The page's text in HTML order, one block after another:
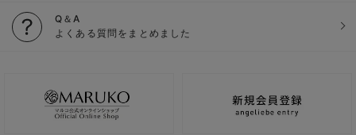
Q＆A
よくある質問をまとめました